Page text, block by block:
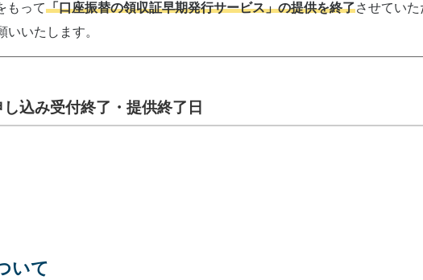
もって「口座振替の領収証早期発行サービス」の提供を終了させてい
いたします。
込み受付終了・提供終了日
いて